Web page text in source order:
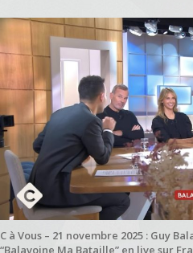
C à Vous – 21 novembre 2025 : Guy
“Balavoine Ma Bataille” en live sur